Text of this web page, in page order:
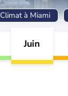
Climat à Miami
Juin